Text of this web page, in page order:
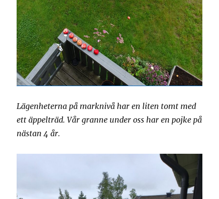
Lägenheterna på marknivå har en liten tomt med
ett äppelträd. Vår granne under oss har en pojke på
nästan 4 år.